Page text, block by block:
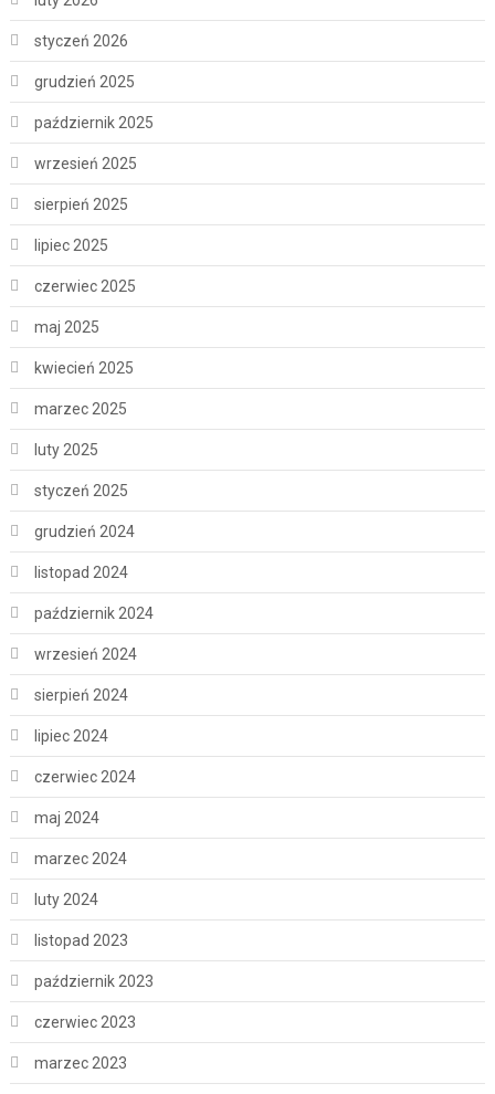
styczeń 2026
grudzień 2025
październik 2025
wrzesień 2025
sierpień 2025
lipiec 2025
czerwiec 2025
maj 2025
kwiecień 2025
marzec 2025
luty 2025
styczeń 2025
grudzień 2024
listopad 2024
październik 2024
wrzesień 2024
sierpień 2024
lipiec 2024
czerwiec 2024
maj 2024
marzec 2024
luty 2024
listopad 2023
październik 2023
czerwiec 2023
marzec 2023